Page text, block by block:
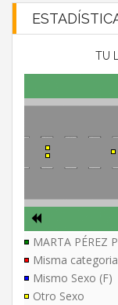
TU
MARTA PÉREZ
Misma
Mismo Sexo (F)
Otro Sexo